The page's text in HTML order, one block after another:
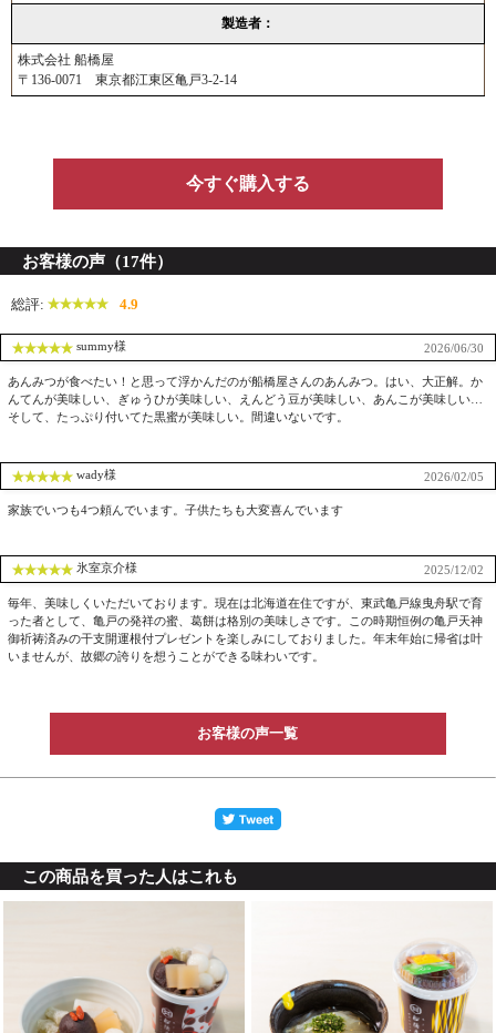
製造者：
株式会社 船橋屋
〒136-0071 東京都江東区亀戸3-2-14
今すぐ購入する
お客様の声（17件）
総評: 4.9
summy様 2026/06/30
あんみつが食べたい！と思って浮かんだのが船橋屋さんのあんみつ。はい、大正解。か
んてんが美味しい、ぎゅうひが美味しい、えんどう豆が美味しい、あんこが美味しい…
そして、たっぷり付いてた黒蜜が美味しい。間違いないです。
wady様 2026/02/05
家族でいつも4つ頼んでいます。子供たちも大変喜んでいます
氷室京介様 2025/12/02
毎年、美味しくいただいております。現在は北海道在住ですが、東武亀戸線曳舟駅で育
った者として、亀戸の発祥の蜜、葛餅は格別の美味しさです。この時期恒例の亀戸天神
御祈祷済みの干支開運根付プレゼントを楽しみにしておりました。年末年始に帰省は叶
いませんが、故郷の誇りを想うことができる味わいです。
お客様の声一覧
この商品を買った人はこれも